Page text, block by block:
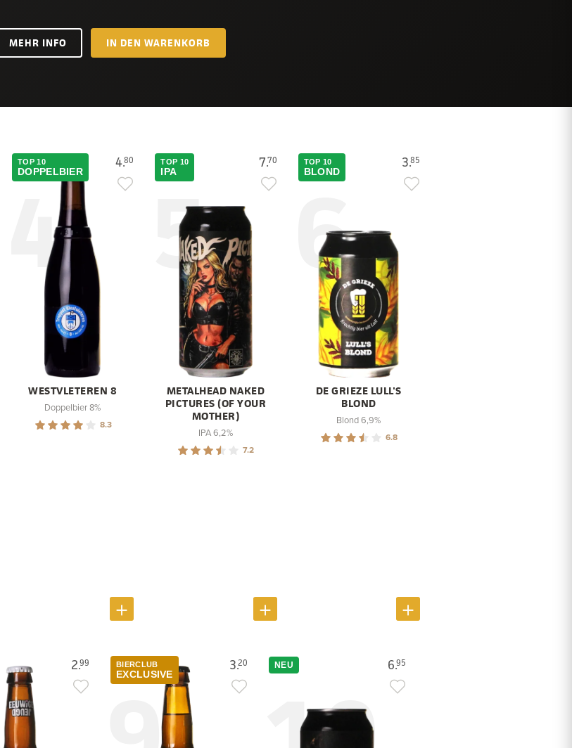
MEHR INFO IN DEN WARENKORB
4
4.80
TOP 10
DOPPELBIER
WESTVLETEREN 8
Doppelbier 8%
8.3
5
7.70
TOP 10
IPA
METALHEAD NAKED
PICTURES (OF YOUR
MOTHER)
IPA 6,2%
7.2
6
3.85
TOP 10
BLOND
DE GRIEZE LULL'S
BLOND
Blond 6,9%
6.8
2.99 3.20
BIERCLUB
EXCLUSIVE
6.95
NEU